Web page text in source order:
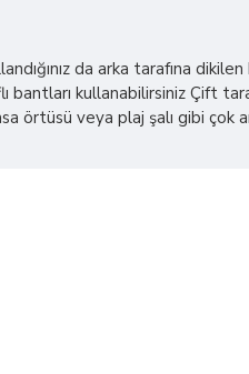
da arka tarafına
kullanabilirsiniz Çift
örtüsü veya plaj şalı gibi çok